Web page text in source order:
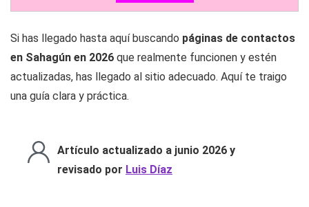
8.8
Registrarme
Si has llegado hasta aquí buscando
actualizadas, has llegado al sitio adecuado. Aquí te traigo
una guía clara y práctica.